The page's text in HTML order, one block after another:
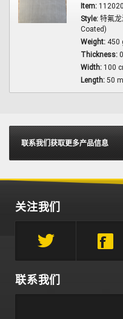
Item: 112020
Style:特氟
Coated)
Weight: 450
Thickness:
Width: 100
Length:50 m
联系我们获取更多产品信息
关注我们
联系我们